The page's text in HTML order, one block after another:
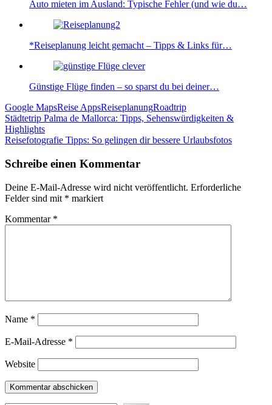
Auto mieten im Ausland: Typische Fehler (und wie du…
*Reiseplanung leicht gemacht – Tipps & Links für…
Günstige Flüge finden – so sparst du bei deiner…
Google MapsReise AppsReiseplanungRoadtrip
Beitragsnavigation
Städtetrip Palma de Mallorca: Tipps, Sehenswürdigkeiten &
Highlights
Reisefotografie Tipps: So gelingen dir bessere Urlaubsfotos
Schreibe einen Kommentar
Deine E-Mail-Adresse wird nicht veröffentlicht. Erforderliche
Felder sind mit * markiert
Kommentar *
Name *
E-Mail-Adresse *
Website